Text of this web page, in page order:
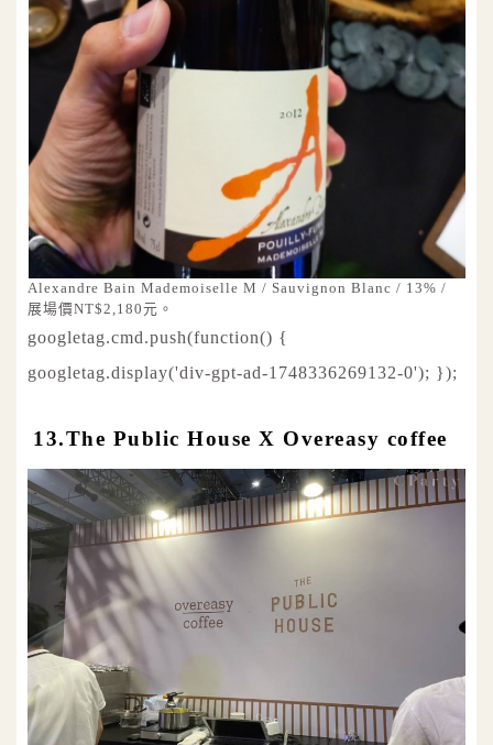
Alexandre Bain Mademoiselle M / Sauvignon Blanc / 13% /
展場價NT$2,180元。
googletag.cmd.push(function() {
googletag.display('div-gpt-ad-1748336269132-0'); });
13.The Public House X Overeasy coffee